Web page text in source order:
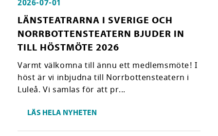
2026-07-01
LÄNSTEATRARNA I SVERIGE OCH
NORRBOTTENSTEATERN BJUDER IN
TILL HÖSTMÖTE 2026
Varmt välkomna till ännu ett medlemsmöte! I
höst är vi inbjudna till Norrbottensteatern i
Luleå. Vi samlas för att pr...
LÄS HELA NYHETEN